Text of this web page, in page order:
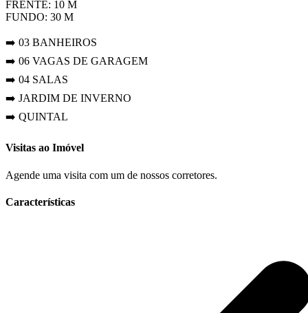
FRENTE: 10 M
FUNDO: 30 M
➡️ 03 BANHEIROS
➡️ 06 VAGAS DE GARAGEM
➡️ 04 SALAS
➡️ JARDIM DE INVERNO
➡️ QUINTAL
Visitas ao Imóvel
Agende uma visita com um de nossos corretores.
Características